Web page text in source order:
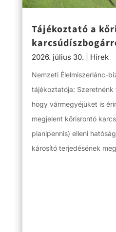
Tájékoztató a
2026. július 30. Hírek
Nemzeti Élelmiszerlánc-
tájékoztatója:
hogy vármegyéjüket is
megjelent kőrisrontó
planipennis) elleni
károsító terjedésének